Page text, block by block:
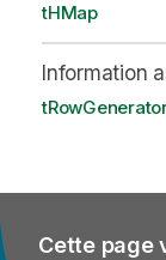
tHMap
Information
Cette page